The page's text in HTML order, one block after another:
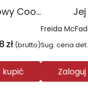
Plecak młodzieżowy Coolpack Jerry Daisy Black
zł (brutto)
kupić
Freida
Sug. cena det.